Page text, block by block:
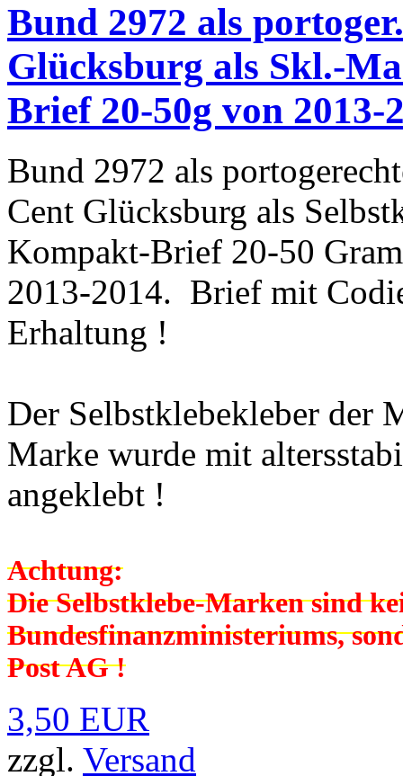
Bund 2972 als
Glücksburg als Skl.-
Brief 20-50g von 2013-
Bund 2972 als
Cent Glücksburg als
Kompakt-Brief 20-50
2013-2014. Brief mit
Erhaltung !
Der Selbstklebekleber der
Marke wurde mit
angeklebt !
Achtung:
Die Selbstklebe-Marken sind
Bundesfinanzministeriums,
Post AG !
3,50 EUR
zzgl. Versand